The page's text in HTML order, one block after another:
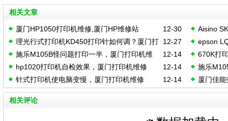
相关文章
12-30
厦门HP1050打印机维修,厦门HP维修站
Aisino
维修
12-27
理光行式打印机KD450打印针如何调？厦门打
印机维修0592-2280339
epson
05925-
12-14
施乐M105B怪问题打印一半，厦门打印机维
修0592-2280339
670K打
2280339
12-14
hp1020打印机自检效果，厦门打印机维修
施乐
修
12-14
针式打印机使电脑变慢，厦门打印机维修 厦门佳
相关评论